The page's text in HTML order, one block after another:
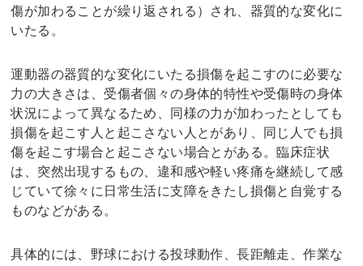
傷が加わることが繰り返される）され、器質的な変化に
いたる。
運動器の器質的な変化にいたる損傷を起こすのに必要な
力の大きさは、受傷者個々の身体的特性や受傷時の身体
状況によって異なるため、同様の力が加わったとしても
損傷を起こす人と起こさない人とがあり、同じ人でも損
傷を起こす場合と起こさない場合とがある。臨床症状
は、突然出現するもの、違和感や軽い疼痛を継続して感
じていて徐々に日常生活に支障をきたし損傷と自覚する
ものなどがある。
具体的には、野球における投球動作、長距離走、作業な